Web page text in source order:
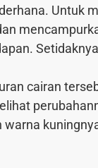
Untuk
cairan
warna